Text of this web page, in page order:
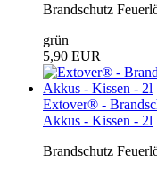
Brandschutz
grün
5,90 EUR
Extover® -
Akkus - Kissen - 2l
Brandschutz